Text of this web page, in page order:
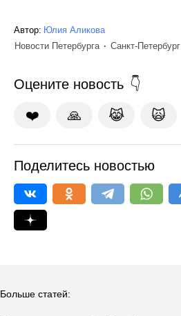
Автор: Юлия Аликова
Новости Петербурга
Санкт-Петербург
Оцените новость
❤️ 🙏 😹 🙀
Поделитесь новостью
Больше статей: